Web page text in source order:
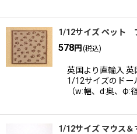
1/12サイズ ペット
578円 (税込)
英国より直輸入
1/12サイズのドー
（w:幅、d:奥、Ф:
1/12サイズ マウス